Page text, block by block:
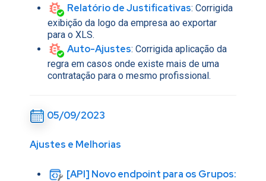
Relatório de Justificativas: Corrigida
exibição da logo da empresa ao exportar
para o XLS.
Auto-Ajustes: Corrigida aplicação da
regra em casos onde existe mais de uma
contratação para o mesmo profissional.
05/09/2023
Ajustes e Melhorias
[API] Novo endpoint para os Grupos: